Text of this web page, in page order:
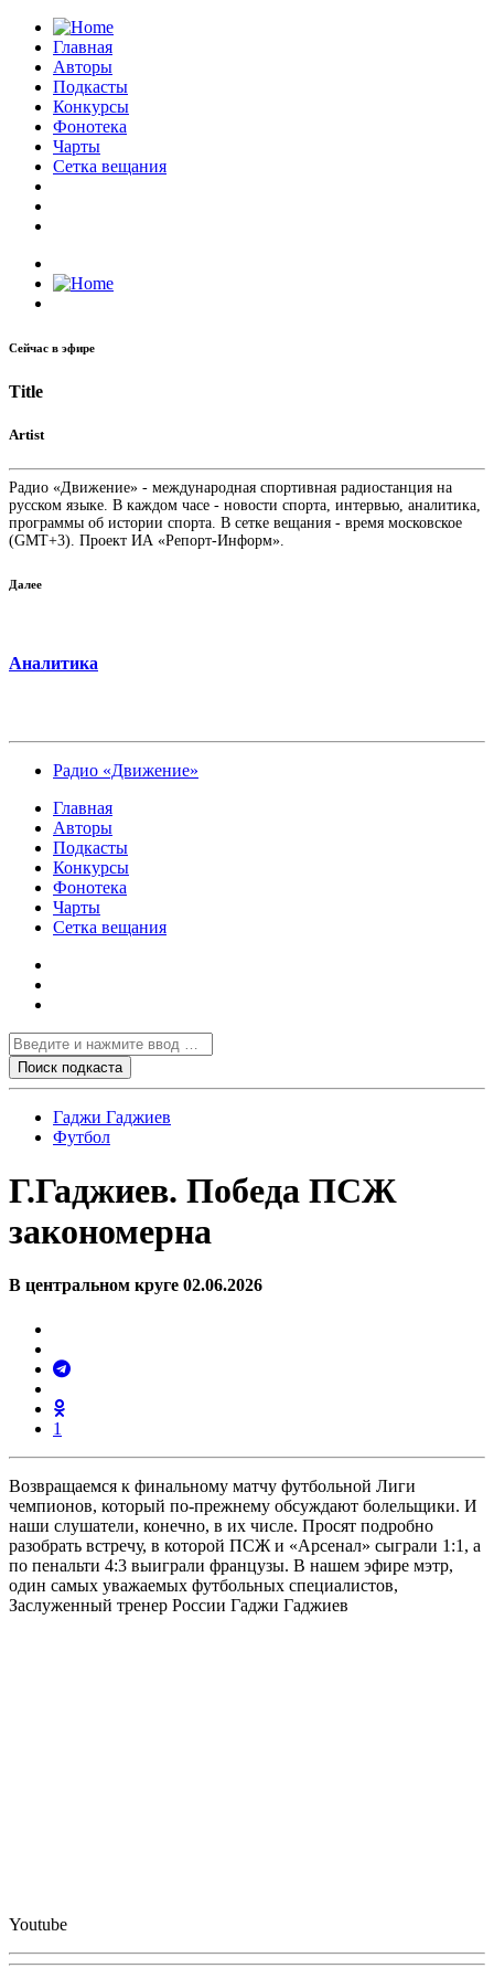
Главная
Авторы
Подкасты
Конкурсы
Фонотека
Чарты
Сетка вещания
Сейчас в эфире
Title
Artist
Радио «Движение» - международная спортивная радиостанция на
русском языке. В каждом часе - новости спорта, интервью, аналитика,
программы об истории спорта. В сетке вещания - время московское
(GMT+3). Проект ИА «Репорт-Информ».
Далее
Аналитика
Радио «Движение»
Главная
Авторы
Подкасты
Конкурсы
Фонотека
Чарты
Сетка вещания
Гаджи Гаджиев
Футбол
Г.Гаджиев. Победа ПСЖ
закономерна
В центральном круге 02.06.2026
1
Возвращаемся к финальному матчу футбольной Лиги
чемпионов, который по-прежнему обсуждают болельщики. И
наши слушатели, конечно, в их числе. Просят подробно
разобрать встречу, в которой ПСЖ и «Арсенал» сыграли 1:1, а
по пенальти 4:3 выиграли французы. В нашем эфире мэтр,
один самых уважаемых футбольных специалистов,
Заслуженный тренер России Гаджи Гаджиев
Youtube